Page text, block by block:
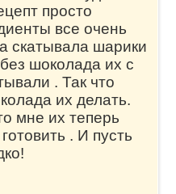
просто
все очень
скатывала шарики
шоколада их с
. Так что
их делать.
мне их теперь
. И пусть